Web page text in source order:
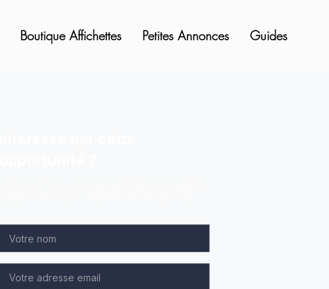
Boutique Affichettes Petites Annonces Guides